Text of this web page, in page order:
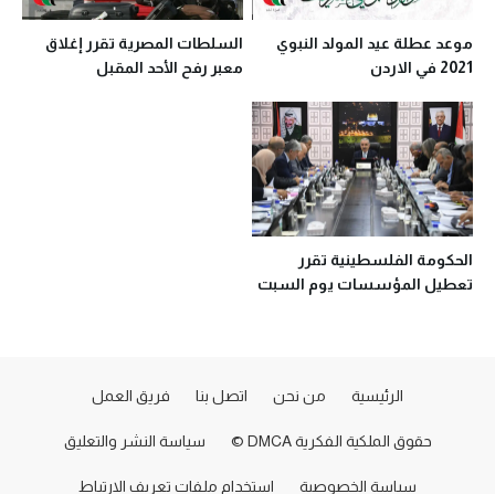
موعد عطلة عيد المولد النبوي
2021 في الاردن
السلطات المصرية تقرر إغلاق
معبر رفح الأحد المقبل
الحكومة الفلسطينية تقرر
تعطيل المؤسسات يوم السبت
الرئيسية من نحن اتصل بنا فريق العمل
حقوق الملكية الفكرية DMCA © سياسة النشر والتعليق
سياسة الخصوصية استخدام ملفات تعريف الارتباط